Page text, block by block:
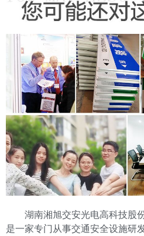
湖南湘旭交安光电高科技股
是一家专门从事交通安全设施研